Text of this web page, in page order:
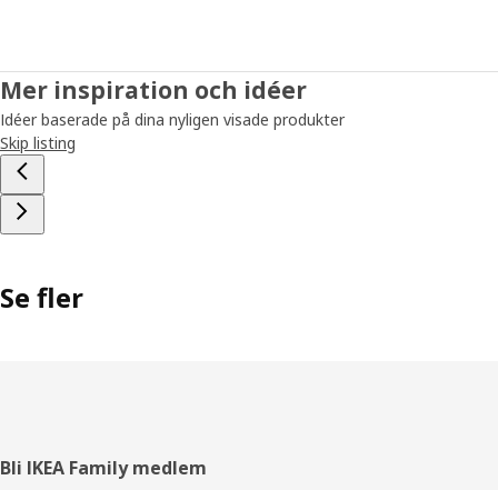
Mer inspiration och idéer
Idéer baserade på dina nyligen visade produkter
Skip listing
Se fler
Sidfot
Bli IKEA Family medlem